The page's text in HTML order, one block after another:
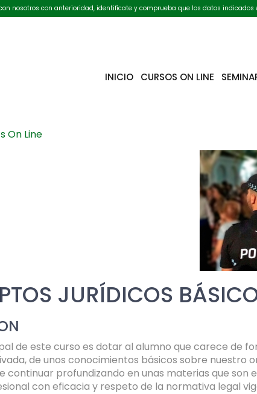
nosotros con anterioridad, identifícate y comprueba que los datos
INICIO CURSOS ON LINE
On Line
JURÍDICOS
de este curso es dotar al alumno que carece de
de unos conocimientos básicos sobre
continuar profundizando en unas materias que
con eficacia y respeto de la normativa legal